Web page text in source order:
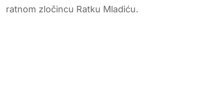
ratnom zločincu Ratku Mladiću.